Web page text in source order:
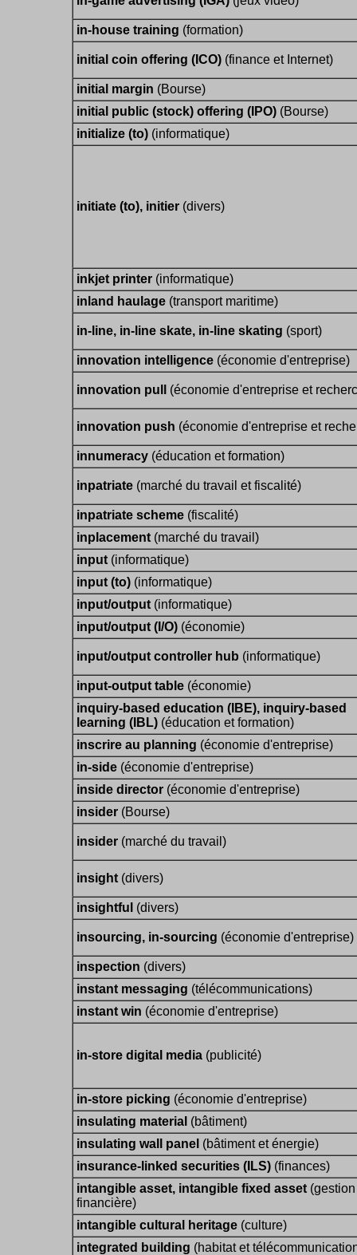
in-house training (formation)
initial coin offering (ICO) (finance et Internet)
initial margin (Bourse)
initial public (stock) offering (IPO) (Bourse)
initialize (to) (informatique)
initiate (to), initier (divers)
inkjet printer (informatique)
inland haulage (transport maritime)
in-line, in-line skate, in-line skating (sport)
innovation intelligence (économie d'entreprise)
innovation pull (économie d'entreprise et
innovation push (économie d'entreprise et
innumeracy (éducation et formation)
inpatriate (marché du travail et fiscalité)
inpatriate scheme (fiscalité)
inplacement (marché du travail)
input (informatique)
input (to) (informatique)
input/output (informatique)
input/output (I/O) (économie)
input/output controller hub (informatique)
input-output table (économie)
inquiry-based education (IBE), inquiry-based
learning (IBL) (éducation et formation)
inscrire au planning (économie d'entreprise)
in-side (économie d'entreprise)
inside director (économie d'entreprise)
insider (Bourse)
insider (marché du travail)
insight (divers)
insightful (divers)
insourcing, in-sourcing (économie d'entreprise)
inspection (divers)
instant messaging (télécommunications)
instant win (économie d'entreprise)
in-store digital media (publicité)
in-store picking (économie d'entreprise)
insulating material (bâtiment)
insulating wall panel (bâtiment et énergie)
insurance-linked securities (ILS) (finances)
intangible asset, intangible fixed asset (gestion
financière)
intangible cultural heritage (culture)
integrated building (habitat et